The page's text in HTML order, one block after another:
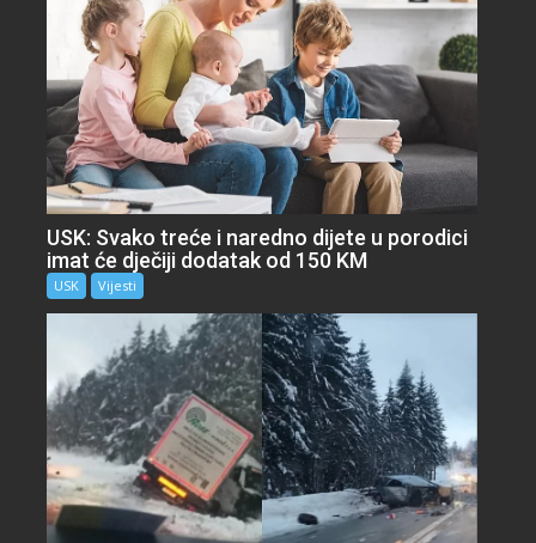
USK: Svako treće i naredno dijete u porodici
imat će dječiji dodatak od 150 KM
USK Vijesti